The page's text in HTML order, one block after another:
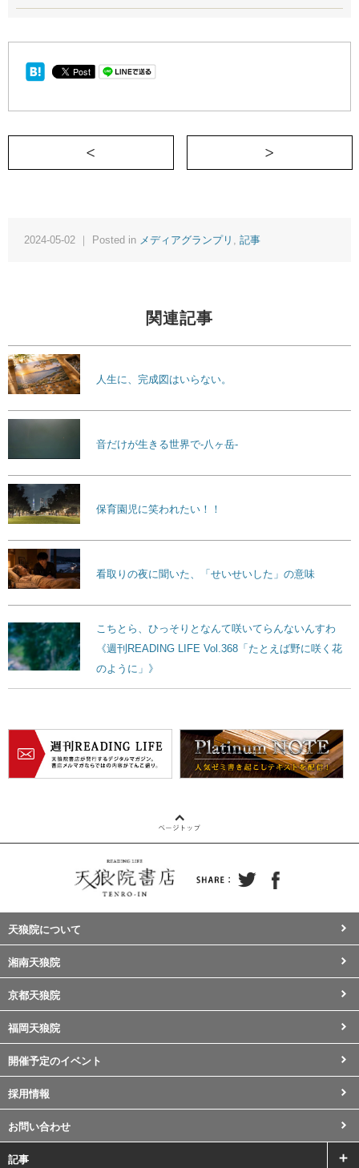
＜ 24時間働けないから食べて寝ていても
2024-05-02 ｜ Posted in メディアグランプリ 記事
関連記事
人生に、完成図はいらない。
音だけが生きる世界で-八ヶ岳-
保育園児に笑われたい！！
看取りの夜に聞いた、「せいせいした」の意味
こちとら、ひっそりとなんて咲いてらんないんすわ
《週刊READING LIFE Vol.368「たとえば野に咲く花
のように」》
天狼院について
湘南天狼院
京都天狼院
福岡天狼院
開催予定のイベント
採用情報
お問い合わせ
記事